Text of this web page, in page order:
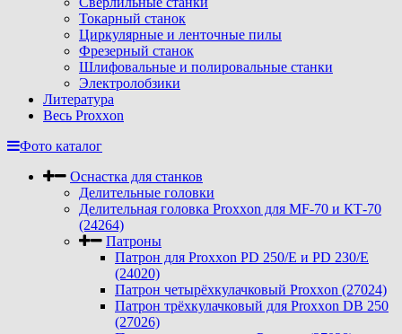
Токарный станок
Циркулярные и ленточные пилы
Фрезерный станок
Шлифовальные и полировальные станки
Электролобзики
Литература
Весь Proxxon
Фото каталог
Оснастка для станков
Делительные головки
Делительная головка Proxxon для MF-70 и КТ-70
(24264)
Патроны
Патрон для Proxxon PD 250/E и PD 230/E
(24020)
Патрон четырёхкулачковый Proxxon (27024)
Патрон трёхкулачковый для Proxxon DB 250
(27026)